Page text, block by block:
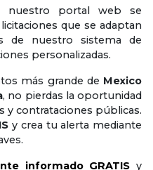
nuestro portal web se
que se adaptan
de nuestro sistema de
personalizadas.
más grande de Mexico
, no pierdas la oportunidad
y contrataciones públicas.
y crea tu alerta mediante
informado GRATIS y